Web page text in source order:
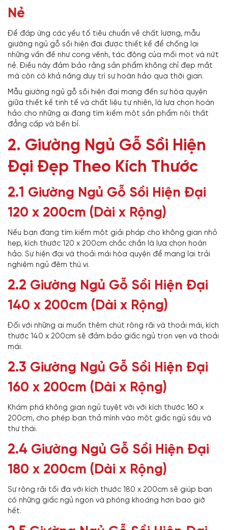
Nẻ
Để đáp ứng các yếu tố tiêu chuẩn về chất lượng, mẫu
giường ngủ gỗ sồi hiện đại được thiết kế để chống lại
những vấn đề như cong vênh, tác động của mối mọt và nứt
nẻ. Điều này đảm bảo rằng sản phẩm không chỉ đẹp mắt
mà còn có khả năng duy trì sự hoàn hảo qua thời gian.
Mẫu giường ngủ gỗ sồi hiện đại mang đến sự hòa quyện
giữa thiết kế tinh tế và chất liệu tự nhiên, là lựa chọn hoàn
hảo cho những ai đang tìm kiếm một sản phẩm nội thất
đẳng cấp và bền bỉ.
2. Giường Ngủ Gỗ Sồi Hiện
Đại Đẹp Theo Kích Thước
2.1 Giường Ngủ Gỗ Sồi Hiện Đại
120 x 200cm (Dài x Rộng)
Nếu bạn đang tìm kiếm một giải pháp cho không gian nhỏ
hẹp, kích thước 120 x 200cm chắc chắn là lựa chọn hoàn
hảo. Sự hiện đại và thoải mái hòa quyện để mang lại trải
nghiệm ngủ đêm thú vị.
2.2 Giường Ngủ Gỗ Sồi Hiện Đại
140 x 200cm (Dài x Rộng)
Đối với những ai muốn thêm chút rộng rãi và thoải mái, kích
thước 140 x 200cm sẽ đảm bảo giấc ngủ trọn vẹn và thoải
mái.
2.3 Giường Ngủ Gỗ Sồi Hiện Đại
160 x 200cm (Dài x Rộng)
Khám phá không gian ngủ tuyệt vời với kích thước 160 x
200cm, cho phép bạn thả mình vào một giấc ngủ sâu và
thư thái.
2.4 Giường Ngủ Gỗ Sồi Hiện Đại
180 x 200cm (Dài x Rộng)
Sự rộng rãi tối đa với kích thước 180 x 200cm sẽ giúp bạn
có những giấc ngủ ngon và phóng khoáng hơn bao giờ
hết.